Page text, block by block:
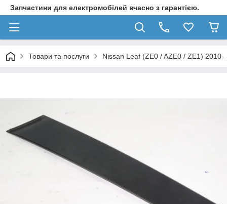
Запчастини для електромобілей вчасно з гарантією.
Товари та послуги Nissan Leaf (ZE0 / AZE0 / ZE1) 2010-